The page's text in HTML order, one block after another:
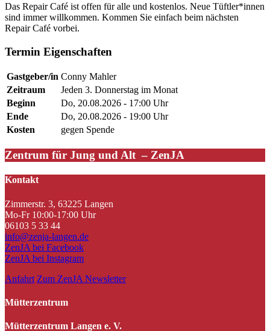
Das Repair Café ist offen für alle und kostenlos. Neue Tüftler*innen
sind immer willkommen. Kommen Sie einfach beim nächsten
Repair Café vorbei.
Termin Eigenschaften
Gastgeber/in Conny Mahler
Zeitraum
Jeden 3. Donnerstag im Monat
Beginn
Do, 20.08.2026 - 17:00 Uhr
Ende
Do, 20.08.2026 - 19:00 Uhr
Kosten
gegen Spende
Zentrum für Jung und Alt – ZenJA
Kontakt
Zimmerstr. 3, 63225 Langen
Mo-Fr 10:00-17:00 Uhr
06103 5 33 44
info@zenja-langen.de
ZenJA bei Facebook
ZenJA bei Instagram
Anfahrt Zum ZenJA Newsletter
Mütterzentrum
Mütterzentrum Langen e. V.